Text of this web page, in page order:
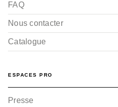
Haute-Tarentaise (3e
FAQ
Nous contacter
Catalogue
ESPACES PRO
Presse